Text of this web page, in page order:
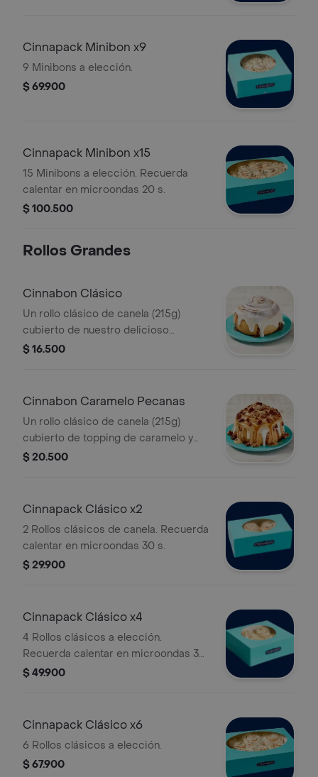
Cinnapack Minibon x9
9 Minibons a elección.
$ 69.900
Cinnapack Minibon x15
15 Minibons a elección. Recuerda
calentar en microondas 20 s.
$ 100.500
Rollos Grandes
Cinnabon Clásico
Un rollo clásico de canela (215g)
cubierto de nuestro delicioso
frosting. Recuerda calentar en
$ 16.500
Cinnabon Caramelo Pecanas
Un rollo clásico de canela (215g)
cubierto de topping de caramelo y
pecanas. Recuerda calentar en
$ 20.500
Cinnapack Clásico x2
2 Rollos clásicos de canela. Recuerda
calentar en microondas 30 s.
$ 29.900
Cinnapack Clásico x4
4 Rollos clásicos a elección.
Recuerda calentar en microondas 30
s.
$ 49.900
Cinnapack Clásico x6
6 Rollos clásicos a elección.
$ 67.900